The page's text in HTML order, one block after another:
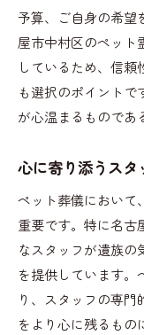
予算、ご自身の希望
屋市中村区のペット
しているため、信
も選択のポイント
が心温まるものであ
心に寄り添うスタ
ペット葬儀において
重要です。特に名古
なスタッフが遺族の
を提供しています。
り、スタッフの専
をより心に残るもの